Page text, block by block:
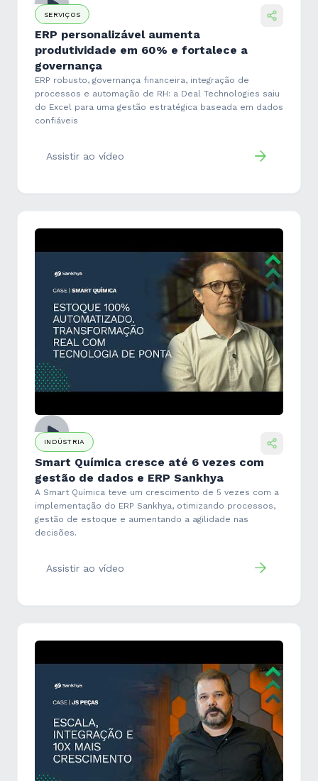
SERVIÇOS
ERP personalizável aumenta
produtividade em 60% e fortalece a
governança
ERP robusto, governança financeira, integração de
processos e automação de RH: a Deal Technologies saiu
do Excel para uma gestão estratégica baseada em dados
confiáveis
Assistir ao vídeo
INDÚSTRIA
Smart Química cresce até 6 vezes com
gestão de dados e ERP Sankhya
A Smart Química teve um crescimento de 5 vezes com a
implementação do ERP Sankhya, otimizando processos,
gestão de estoque e aumentando a agilidade nas
decisões.
Assistir ao vídeo